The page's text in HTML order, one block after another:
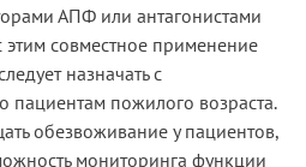
АПФ или антагонистами
этим совместное применение
назначать с
пациентам пожилого возраста.
обезвоживание у пациентов,
мониторинга функции